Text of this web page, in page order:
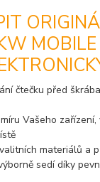
MOBILE
čtečku před
Vašeho
materiálů a
sedí díky